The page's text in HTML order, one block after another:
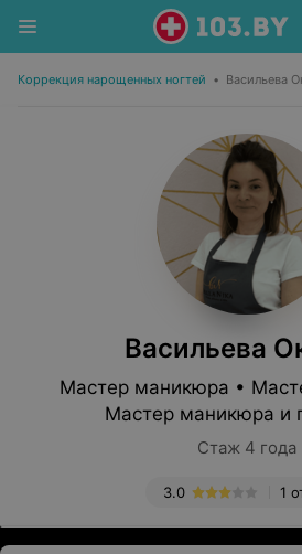
Коррекция нарощенных ногтей • Васильева
Васильева
Мастер маникюра •
Мастер маникюра и
Стаж 4 года
1
3.0